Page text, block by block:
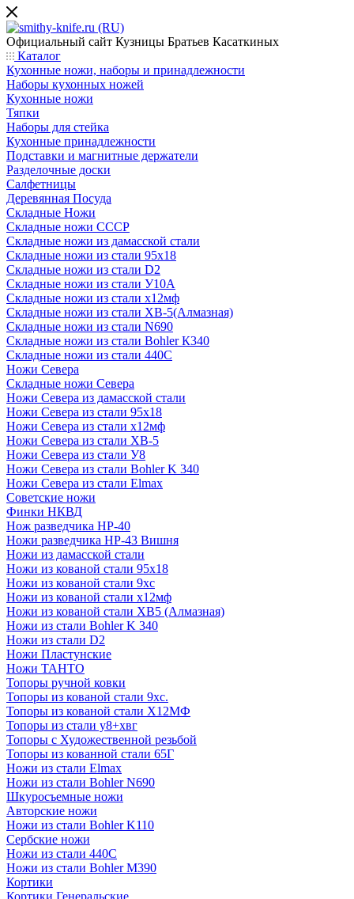
Официальный сайт Кузницы Братьев Касаткиных
Каталог
Кухонные ножи, наборы и принадлежности
Наборы кухонных ножей
Кухонные ножи
Тяпки
Наборы для стейка
Кухонные принадлежности
Подставки и магнитные держатели
Разделочные доски
Салфетницы
Деревянная Посуда
Складные Ножи
Cкладные ножи СССР
Складные ножи из дамасской стали
Складные ножи из стали 95х18
Складные ножи из стали D2
Складные ножи из стали У10А
Складные ножи из стали х12мф
Складные ножи из стали ХВ-5(Алмазная)
Складные ножи из стали N690
Складные ножи из стали Bohler К340
Складные ножи из стали 440С
Ножи Севера
Складные ножи Севера
Ножи Севера из дамасской стали
Ножи Севера из стали 95х18
Ножи Севера из стали х12мф
Ножи Севера из стали ХВ-5
Ножи Севера из стали У8
Ножи Севера из стали Bohler K 340
Ножи Севера из стали Elmax
Советские ножи
Финки НКВД
Нож разведчика НР-40
Ножи разведчика НР-43 Вишня
Ножи из дамасской стали
Ножи из кованой стали 95х18
Ножи из кованой стали 9хс
Ножи из кованой стали х12мф
Ножи из кованой стали ХВ5 (Алмазная)
Ножи из стали Bohler K 340
Ножи из стали D2
Ножи Пластунские
Ножи ТАНТО
Топоры ручной ковки
Топоры из кованой стали 9хс.
Топоры из кованой стали Х12МФ
Топоры из стали у8+хвг
Топоры с Художественной резьбой
Топоры из кованной стали 65Г
Ножи из стали Elmax
Ножи из стали Bohler N690
Шкуросъемные ножи
Авторские ножи
Ножи из стали Bohler K110
Сербские ножи
Ножи из стали 440С
Ножи из стали Bohler M390
Кортики
Кортики Генеральские